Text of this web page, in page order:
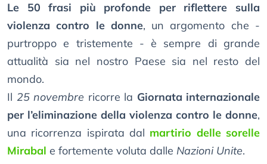
Le 50 frasi più profonde per riflettere sulla
violenza contro le donne, un argomento che -
purtroppo e tristemente - è sempre di grande
attualità sia nel nostro Paese sia nel resto del
mondo.
Il 25 novembre ricorre la Giornata internazionale
per l’eliminazione della violenza contro le donne,
una ricorrenza ispirata dal martirio delle sorelle
Mirabal e fortemente voluta dalle Nazioni Unite.